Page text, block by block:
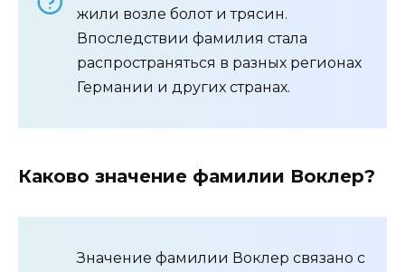
жили возле болот и трясин.
Впоследствии фамилия стала
распространяться в разных регионах
Германии и других странах.
Каково значение фамилии Воклер?
Значение фамилии Воклер связано с